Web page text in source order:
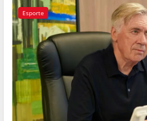
Esporte